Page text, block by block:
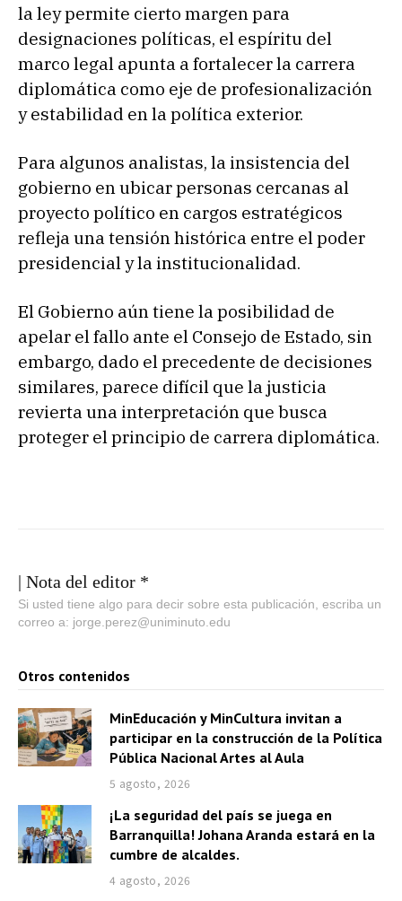
la ley permite cierto margen para
designaciones políticas, el espíritu del
marco legal apunta a fortalecer la carrera
diplomática como eje de profesionalización
y estabilidad en la política exterior.
Para algunos analistas, la insistencia del
gobierno en ubicar personas cercanas al
proyecto político en cargos estratégicos
refleja una tensión histórica entre el poder
presidencial y la institucionalidad.
El Gobierno aún tiene la posibilidad de
apelar el fallo ante el Consejo de Estado, sin
embargo, dado el precedente de decisiones
similares, parece difícil que la justicia
revierta una interpretación que busca
proteger el principio de carrera diplomática.
| Nota del editor *
Si usted tiene algo para decir sobre esta publicación, escriba un
correo a: jorge.perez@uniminuto.edu
Otros contenidos
MinEducación y MinCultura invitan a
participar en la construcción de la Política
Pública Nacional Artes al Aula
5 agosto, 2026
¡La seguridad del país se juega en
Barranquilla! Johana Aranda estará en la
cumbre de alcaldes.
4 agosto, 2026